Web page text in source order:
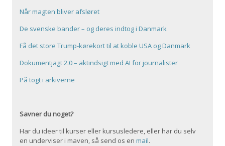
Når magten bliver afsløret
De svenske bander – og deres indtog i Danmark
Få det store Trump-kørekort til at koble USA og Danmark
Dokumentjagt 2.0 – aktindsigt med AI for journalister
På togt i arkiverne
Savner du noget?
Har du ideer til kurser eller kursusledere, eller har du selv
en underviser i maven, så send os enmail.